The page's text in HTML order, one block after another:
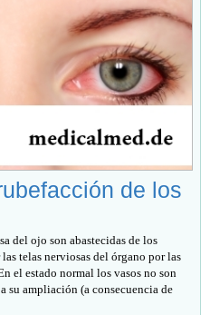
de los
del ojo son abastecidas de los
telas nerviosas del órgano por las
el estado normal los vasos no son
su ampliación (a consecuencia de